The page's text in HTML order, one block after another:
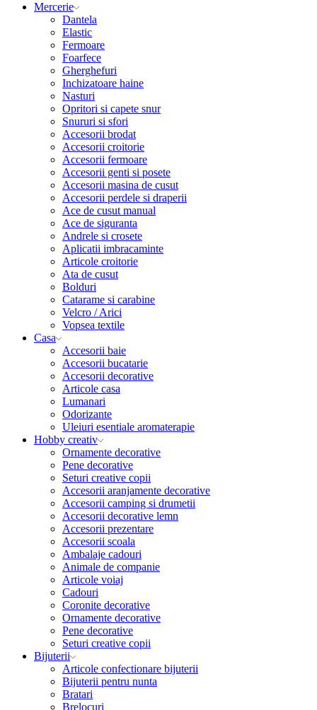
Mercerie
Dantela
Elastic
Fermoare
Foarfece
Gherghefuri
Inchizatoare haine
Nasturi
Opritori si capete snur
Snururi si sfori
Accesorii brodat
Accesorii croitorie
Accesorii fermoare
Accesorii genti si posete
Accesorii masina de cusut
Accesorii perdele si draperii
Ace de cusut manual
Ace de siguranta
Andrele si crosete
Aplicatii imbracaminte
Articole croitorie
Ata de cusut
Bolduri
Catarame si carabine
Velcro / Arici
Vopsea textile
Casa
Accesorii baie
Accesorii bucatarie
Accesorii decorative
Articole casa
Lumanari
Odorizante
Uleiuri esentiale aromaterapie
Hobby creativ
Ornamente decorative
Pene decorative
Seturi creative copii
Accesorii aranjamente decorative
Accesorii camping si drumetii
Accesorii decorative lemn
Accesorii prezentare
Accesorii scoala
Ambalaje cadouri
Animale de companie
Articole voiaj
Cadouri
Coronite decorative
Ornamente decorative
Pene decorative
Seturi creative copii
Bijuterii
Articole confectionare bijuterii
Bijuterii pentru nunta
Bratari
Brelocuri